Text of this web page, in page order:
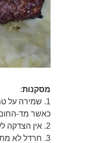
מסקנות:
1. שמירה על
כאשר מד-החום
2. אין הצדקה לעטיפת הנתח בביקון.
3. חרדל לא מתאים כמרכיב במשרה לנתח הבשר הזה.